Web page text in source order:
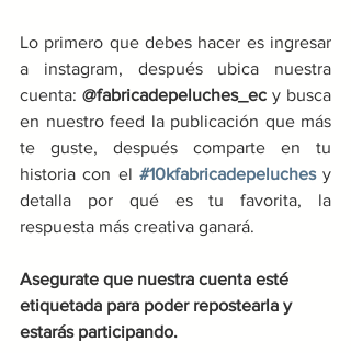
Lo primero que debes hacer es ingresar
a instagram, después ubica nuestra
cuenta: @fabricadepeluches_ec y busca
en nuestro feed la publicación que más
te guste, después comparte en tu
historia con el #10kfabricadepeluches y
detalla por qué es tu favorita, la
respuesta más creativa ganará.
Asegurate que nuestra cuenta esté
etiquetada para poder repostearla y
estarás participando.